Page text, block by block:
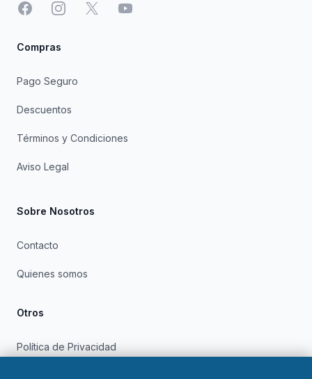
FacebookInstagram
X YouTube
Compras
Pago Seguro
Descuentos
Términos y Condiciones
Aviso Legal
Sobre Nosotros
Contacto
Quienes somos
Otros
Política de Privacidad